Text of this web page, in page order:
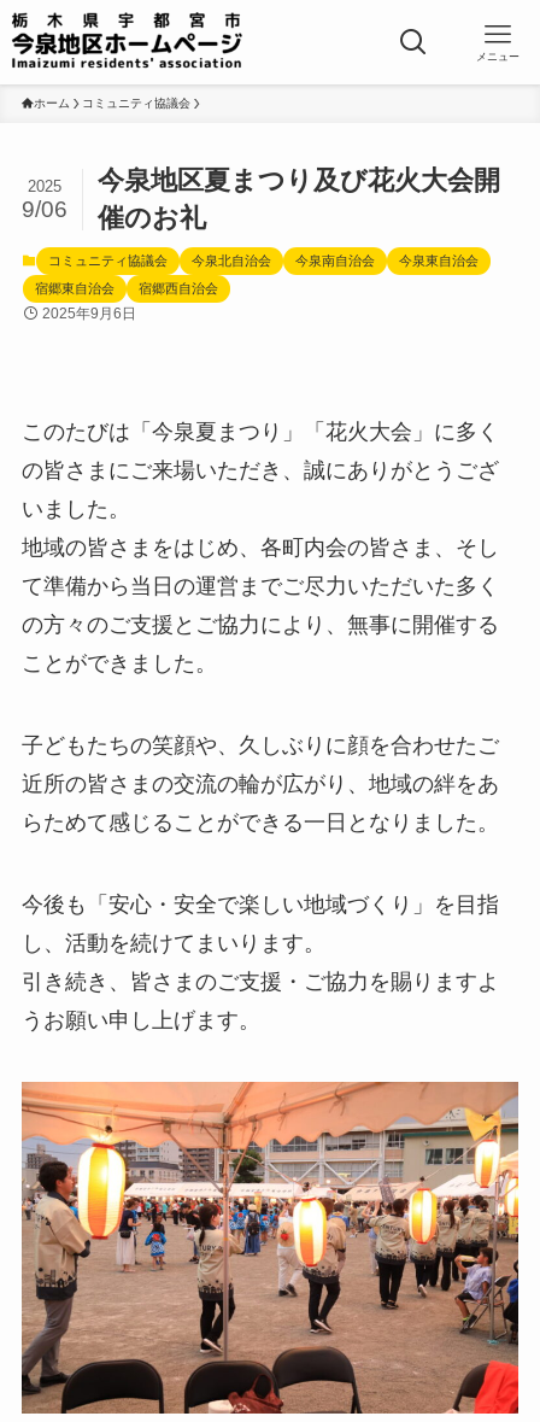
メニュー
ホーム コミュニティ協議会
今泉地区夏まつり及び花火大会開
催のお礼
2025
9/06
コミュニティ協議会 今泉北自治会 今泉南自治会
今泉東自治会
宿郷東自治会
宿郷西自治会
2025年9月6日
このたびは「今泉夏まつり」「花火大会」に多く
の皆さまにご来場いただき、誠にありがとうござ
いました。
地域の皆さまをはじめ、各町内会の皆さま、そし
て準備から当日の運営までご尽力いただいた多く
の方々のご支援とご協力により、無事に開催する
ことができました。
子どもたちの笑顔や、久しぶりに顔を合わせたご
近所の皆さまの交流の輪が広がり、地域の絆をあ
らためて感じることができる一日となりました。
今後も「安心・安全で楽しい地域づくり」を目指
し、活動を続けてまいります。
引き続き、皆さまのご支援・ご協力を賜りますよ
うお願い申し上げます。